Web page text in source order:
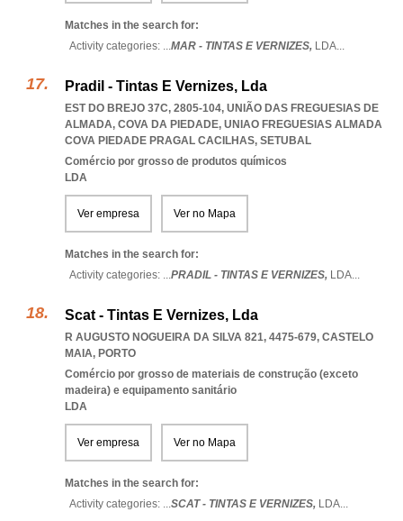
Matches in the search for:
Activity categories: ...MAR - TINTAS E VERNIZES, LDA...
Pradil - Tintas E Vernizes, Lda
EST DO BREJO 37C, 2805-104, UNIÃO DAS FREGUESIAS DE
ALMADA, COVA DA PIEDADE, UNIAO FREGUESIAS ALMADA
COVA PIEDADE PRAGAL CACILHAS, SETUBAL
Comércio por grosso de produtos químicos
LDA
Ver empresa Ver no Mapa
Matches in the search for:
Activity categories: ...PRADIL - TINTAS E VERNIZES, LDA...
Scat - Tintas E Vernizes, Lda
R AUGUSTO NOGUEIRA DA SILVA 821, 4475-679, CASTELO
MAIA, PORTO
Comércio por grosso de materiais de construção (exceto
madeira) e equipamento sanitário
LDA
Ver empresa Ver no Mapa
Matches in the search for:
Activity categories: ...SCAT - TINTAS E VERNIZES, LDA...